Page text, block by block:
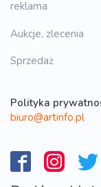
reklama
Aukcje, zlecenia
Sprzedaż
Polityka
biuro@artinfo.pl